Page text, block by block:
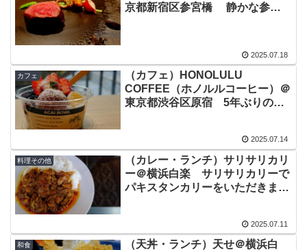
京都新宿区参宮橋 静かな参宮
2025.07.18
カフェ
（カフェ）HONOLULU
COFFEE（ホノルルコーヒー）＠
東京都渋谷区原宿 5年ぶりのア
2025.07.14
料理その他
（カレー・ランチ）サリサリカリ
ー＠横浜白楽 サリサリカリーで
パキスタンカリーをいただきまし
2025.07.11
和食
（天丼・ランチ）天せ＠横浜白